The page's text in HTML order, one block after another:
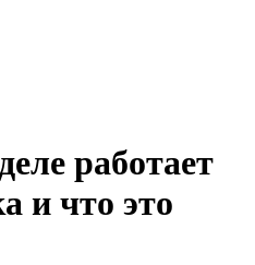
работает
и что это